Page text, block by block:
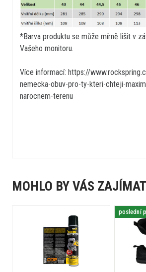
*Barva produktu se může mírně lišit v
Vašeho monitoru.
Více informací: https://
nemecka-obuv-pro-ty-kteri-chteji-
narocnem-terenu
MOHLO BY VÁS ZAJÍMAT
poslední